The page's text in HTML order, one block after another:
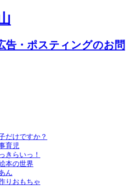
だけですか？
育児
きらいっ！
本の世界
ん
りおもちゃ